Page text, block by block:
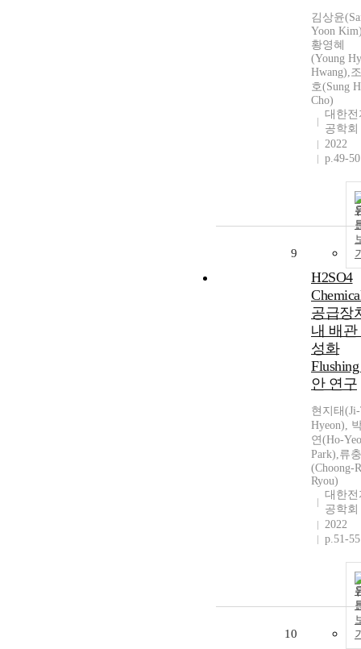
김상윤
Yoon
황영혜
(Young
Hwang),
호(Sung
Cho)
대한전
공학회
2022
p.49-50
9
H2SO4
공급장
내 배관
성화
안 연구
현지태(Ji-
Hyeon),
연(Ho-
Park),류
(Choong-
Ryou)
대한전
공학회
2022
p.51-55
10